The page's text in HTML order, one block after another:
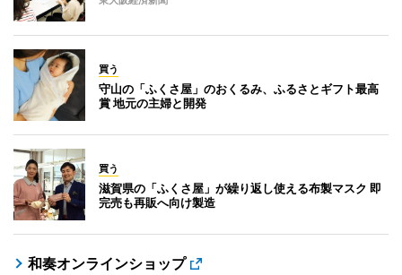
買う
守山の「ふくさ屋」のおくるみ、ふるさとギフト最高
賞 地元の主婦と開発
買う
滋賀県の「ふくさ屋」が繰り返し使える布製マスク 即
完売も再販へ向け製造
和奏オンラインショップ